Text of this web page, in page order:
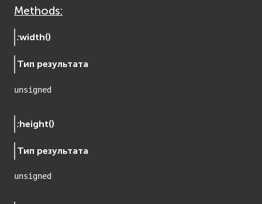
osgViewer
fs
Сеть (Network)
EVremoted
Methods:
:width()
Тип результата
unsigned
:height()
Тип результата
unsigned